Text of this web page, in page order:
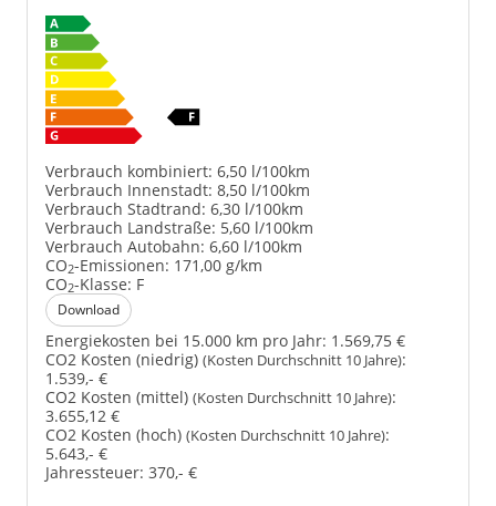
Verbrauch kombiniert: 6,50 l/100km
Verbrauch Innenstadt: 8,50 l/100km
Verbrauch Stadtrand: 6,30 l/100km
Verbrauch Landstraße: 5,60 l/100km
Verbrauch Autobahn: 6,60 l/100km
CO2-Emissionen: 171,00 g/km
CO2-Klasse: F
Download
Energiekosten bei 15.000 km pro Jahr: 1.569,75 €
CO2 Kosten (niedrig) (Kosten Durchschnitt 10 Jahre):
1.539,- €
CO2 Kosten (mittel) (Kosten Durchschnitt 10 Jahre):
3.655,12 €
CO2 Kosten (hoch) (Kosten Durchschnitt 10 Jahre):
5.643,- €
Jahressteuer: 370,- €